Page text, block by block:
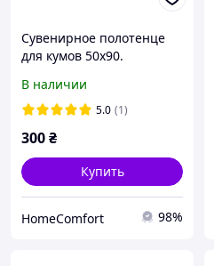
Сувенирное полотенце
для кумов 50х90.
Кум, Кума
В наличии
5.0 (1)
300₴
Купить
HomeComfort 98%